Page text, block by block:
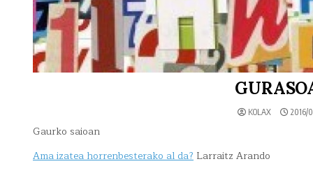
KOLAX 2016/
Gaurko saioan
Ama izatea horrenbesterako al da? Larraitz Arando